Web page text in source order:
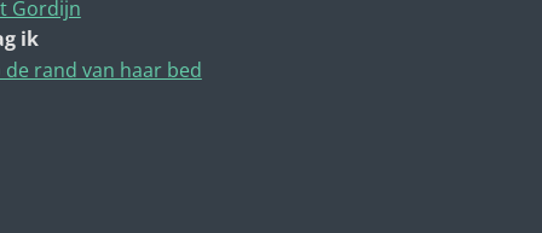
Gordijn
ik
de rand van haar bed